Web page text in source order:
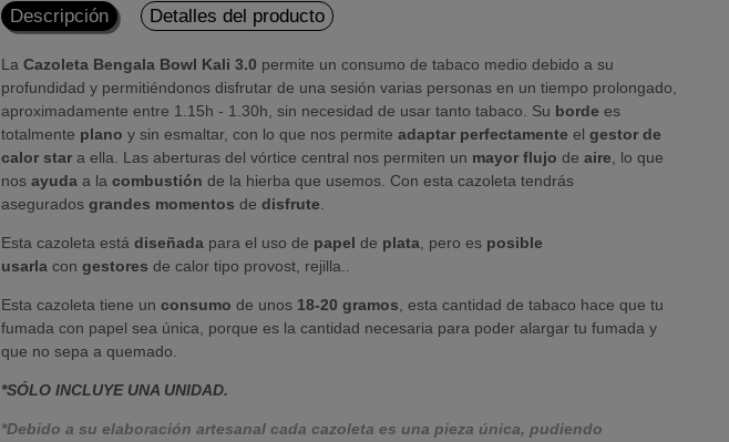
Descripción Detalles del producto
La Cazoleta Bengala Bowl Kali 3.0 permite un consumo de tabaco medio debido a su
profundidad y permitiéndonos disfrutar de una sesión varias personas en un tiempo prolongado,
aproximadamente entre 1.15h - 1.30h, sin necesidad de usar tanto tabaco. Su borde es
totalmente plano y sin esmaltar, con lo que nos permite adaptar perfectamente el gestor de
calor star a ella. Las aberturas del vórtice central nos permiten un mayor flujo de aire , lo que
nos ayuda a la combustión de la hierba que usemos. Con esta cazoleta tendrás
asegurados grandes momentos de disfrute
Esta cazoleta está diseñada para el uso de papel de plata , pero es posible
usarla con gestores de calor tipo provost, rejilla..
Esta cazoleta tiene un consumo de unos 18-20 gramos , esta cantidad de tabaco hace que tu
fumada con papel sea única, porque es la cantidad necesaria para poder alargar tu fumada y
que no sepa a quemado.
*SÓLO INCLUYE UNA UNIDAD.
*Debido a su elaboración artesanal cada cazoleta es una pieza única, pudiendo